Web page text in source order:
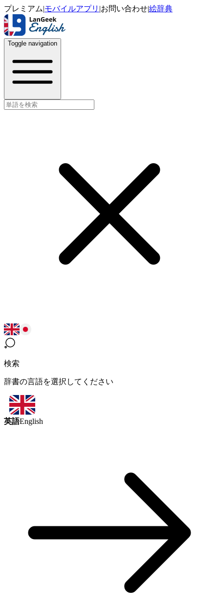
プレミアム|モバイルアプリ |お問い合わせ|絵辞典
Toggle navigation
検索
辞書の言語を選択してください
英語English